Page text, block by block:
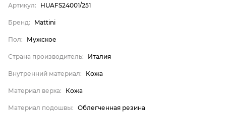
Бренд
Пол
Материал стельки
Артикул: HUAFS24001/251
Бренд: Mattini
Пол: Мужское
Страна производитель: Италия
Внутренний материал: Кожа
Материал верха: Кожа
Материал подошвы: Облегченная резина